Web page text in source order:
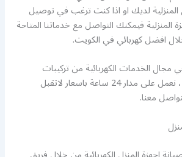
لديك او اذا كنت ترغب في توصيل
المنزلية فيمكنك التواصل مع خدماتنا المتاحة
افضل كهربائي في الكويت.
مجال الخدمات الكهربائية من تركيبات
وتصليح وصيانة وانارة ، نعمل على مدار 24 ساعة باسعار لاتقبل
معنا.